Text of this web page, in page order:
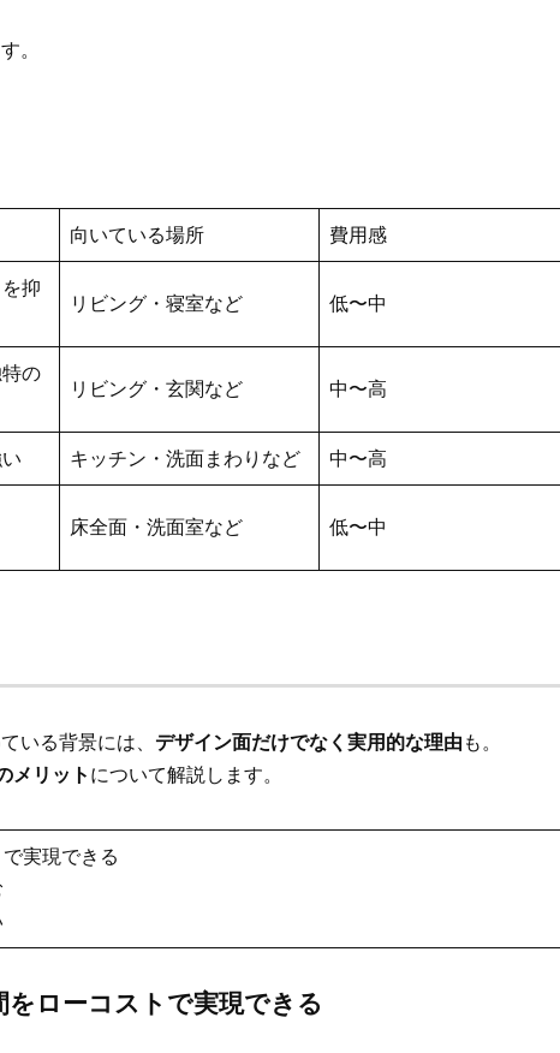
。
向いている場所 費用感
抑
リビング・寝室など 低〜中
の
リビング・玄関など 中〜高
キッチン・洗面まわりなど 中〜高
床全面・洗面室など 低〜中
いる背景には、 デザイン面だけでなく実用的な理由 も。
メリット について解説します。
実現できる
ローコストで実現できる